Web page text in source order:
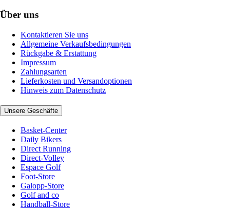
Über uns
Kontaktieren Sie uns
Allgemeine Verkaufsbedingungen
Rückgabe & Erstattung
Impressum
Zahlungsarten
Lieferkosten und Versandoptionen
Hinweis zum Datenschutz
Unsere Geschäfte
Basket-Center
Daily Bikers
Direct Running
Direct-Volley
Espace Golf
Foot-Store
Galopp-Store
Golf and co
Handball-Store